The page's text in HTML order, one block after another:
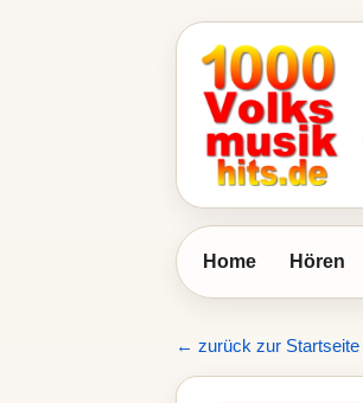
Home Hören
← zurück zur Startseite